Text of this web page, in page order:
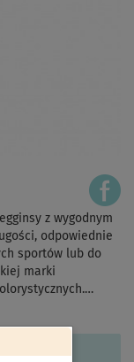
z wygodnym
odpowiednie
sportów lub do
marki